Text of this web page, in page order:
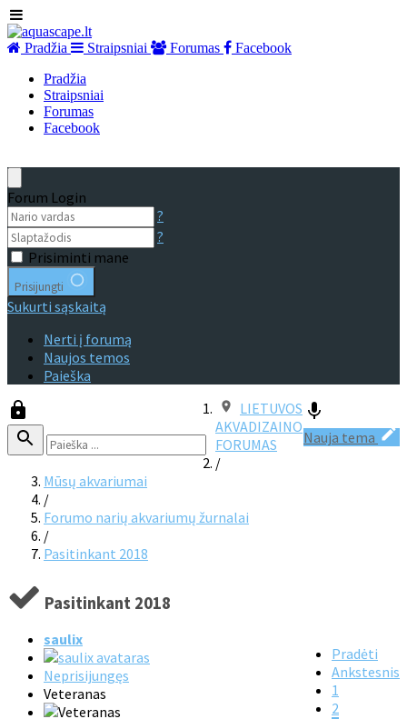
Pradžia Straipsniai Forumas
Facebook
Pradžia
Straipsniai
Forumas
Facebook
Forum Login
?
?
Prisiminti mane
Prisijungti
Sukurti sąskaitą
Nerti į forumą
Naujos temos
Paieška
Nauja tema
LIETUVOS
AKVADIZAINO
FORUMAS
/
Mūsų akvariumai
/
Forumo narių akvariumų žurnalai
/
Pasitinkant 2018
Pasitinkant 2018
Pradėti
Ankstesnis
1
2
saulix
Neprisijungęs
Veteranas